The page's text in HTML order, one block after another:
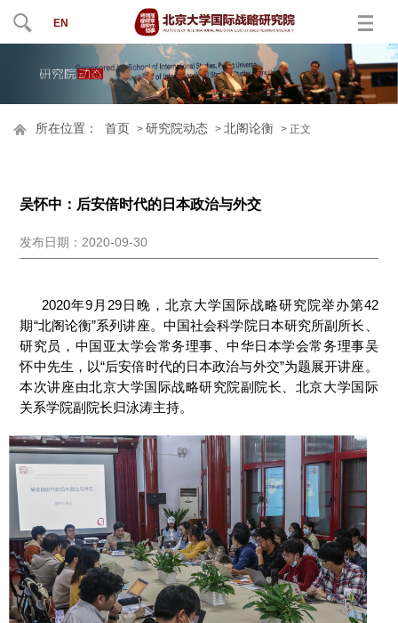
EN
所在位置： 首页 >研究院动态 >北阁论衡 > 正文
吴怀中：后安倍时代的日本政治与外交
发布日期：2020-09-30
2020年9月29日晚，北京大学国际战略研究院举办第42
期“北阁论衡”系列讲座。中国社会科学院日本研究所副所长、
研究员，中国亚太学会常务理事、中华日本学会常务理事吴
怀中先生，以“后安倍时代的日本政治与外交”为题展开讲座。
本次讲座由北京大学国际战略研究院副院长、北京大学国际
关系学院副院长归泳涛主持。